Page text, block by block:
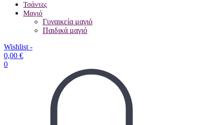
Τσάντες
Μαγιό
Γυναικεία μαγιό
Παιδικά μαγιό
Wishlist -
0,00 €
0